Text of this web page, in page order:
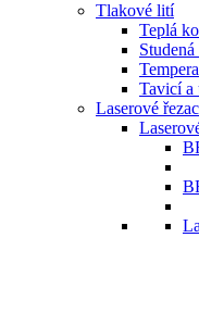
Tlakové lití
Teplá
Tavicí a
Laserové